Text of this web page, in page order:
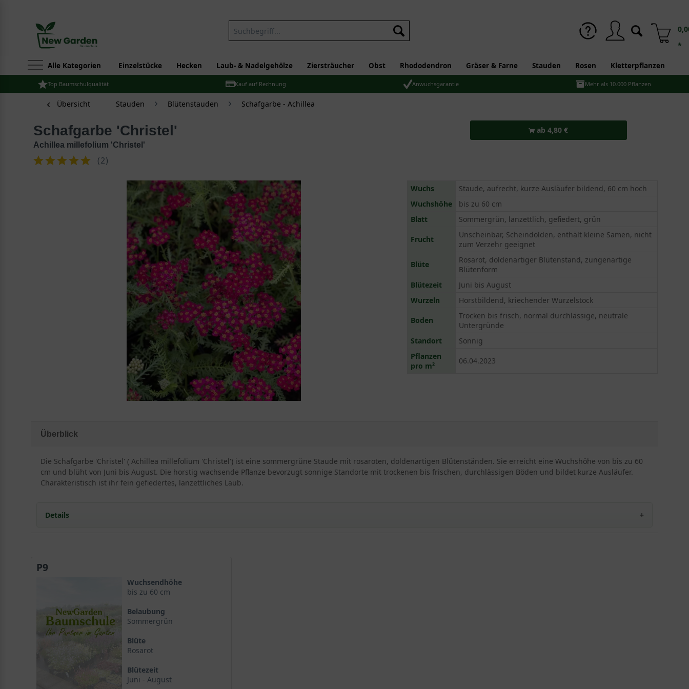
*
Alle Kategorien Einzelstücke Hecken Laub- & Nadelgehölze Ziersträucher Obst Rhododendron Gräser & Farne Stauden Rosen Kletterpflanzen
Top Baumschulqualität Kauf auf Rechnung Anwuchsgarantie Mehr als 10.000 Pflanzen
Übersicht Stauden Blütenstauden Schafgarbe - Achillea
Schafgarbe 'Christel'
Achillea millefolium 'Christel'
(2)
ab 4,80 €
Wuchs
Staude, aufrecht, kurze Ausläufer bildend, 60 cm hoch
Wuchshöhe
bis zu 60 cm
Blatt
Sommergrün, lanzettlich, gefiedert, grün
Frucht
Unscheinbar, Scheindolden, enthält kleine Samen, nicht
zum Verzehr geeignet
Blüte
Rosarot, doldenartiger Blütenstand, zungenartige
Blütenform
Blütezeit
Juni bis August
Wurzeln
Horstbildend, kriechender Wurzelstock
Boden
Trocken bis frisch, normal durchlässige, neutrale
Untergründe
Standort
Sonnig
Pflanzen
pro m²
06.04.2023
Überblick
Die Schafgarbe 'Christel' ( Achillea millefolium 'Christel') ist eine sommergrüne Staude mit rosaroten, doldenartigen Blütenständen. Sie erreicht eine Wuchshöhe von bis zu 60
cm und blüht von Juni bis August. Die horstig wachsende Pflanze bevorzugt sonnige Standorte mit trockenen bis frischen, durchlässigen Böden und bildet kurze Ausläufer.
Charakteristisch ist ihr fein gefiedertes, lanzettliches Laub.
Details
Wuchshöhe und Blütezeit
Der ideale Standort für eine prachtvolle Entwicklung
Blütenpracht und Laubwerk der Achillea millefolium 'Christel'
Die rosaroten Dolden der Schafgarbe 'Christel'
Das fein gegliederte Blattwerk
Vielseitige Verwendungsmöglichkeiten im Garten
Als strukturgebende Beetstaude
Die Schafgarbe 'Christel' als Schnittpflanze
P9
Wuchsendhöhe
bis zu 60 cm
Belaubung
Sommergrün
Blüte
Rosarot
Blütezeit
Juni - August